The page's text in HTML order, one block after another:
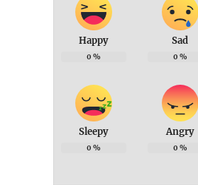
Happy
0 %
Sad
0 %
Sleepy
0 %
Angry
0 %